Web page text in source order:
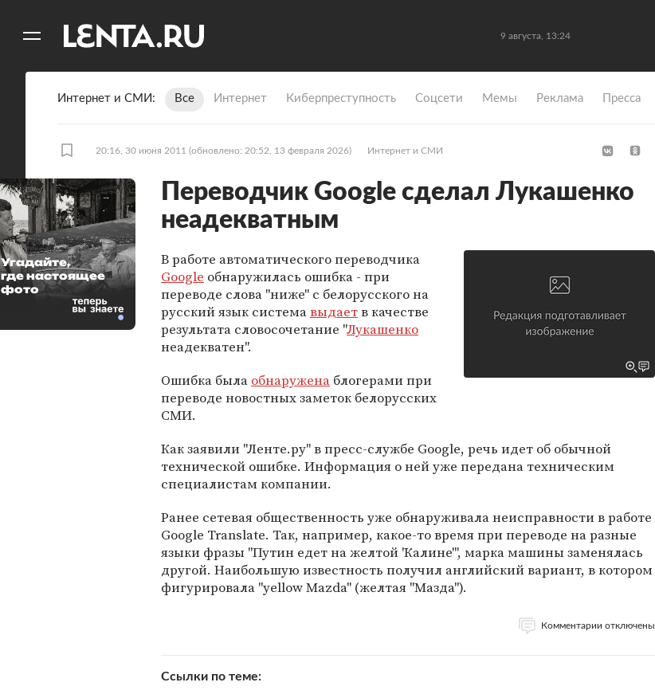
9 августа, 13:24
Интернет и СМИ Все Интернет Киберпреступность Coцсети Мемы Реклама Пресса
20:16, 30 июня 2011 (обновлено: 20:52, 13 февраля 2026) Интернет и СМИ
Переводчик Google сделал Лукашенко
неадекватным
В работе автоматического переводчика
Google обнаружилась ошибка - при
переводе слова "ниже" с белорусского на
русский язык системавыдаетв качестве
результата словосочетание "Лукашенко
неадекватен".
Ошибка была обнаружена блогерами при
переводе новостных заметок белорусских
СМИ.
Как заявили "Ленте.ру" в пресс-службе Google, речь идет об обычной
технической ошибке. Информация о ней уже передана техническим
специалистам компании.
Ранее сетевая общественность уже обнаруживала неисправности в работе
Google Translate. Так, например, какое-то время при переводе на разные
языки фразы "Путин едет на желтой 'Калине'", марка машины заменялась
другой. Наибольшую известность получил английский вариант, в котором
фигурировала "yellow Mazda" (желтая "Мазда").
Комментарии отключены
Ссылки по теме
Угадайте,
где настоящее
фото